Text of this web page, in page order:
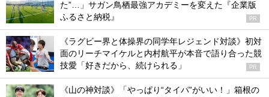
た”…」サガン鳥栖最強アカデミーを変えた『企業版
ふるさと納税』
PR
《ラグビー界と体操界の同学年レジェンド対談》初対
面のリーチマイケルと内村航平が本音で語り合った競
技愛「好きだから、続けられる」
PR
《山の神対談》「やっぱり“タイパ”がいい！」箱根の